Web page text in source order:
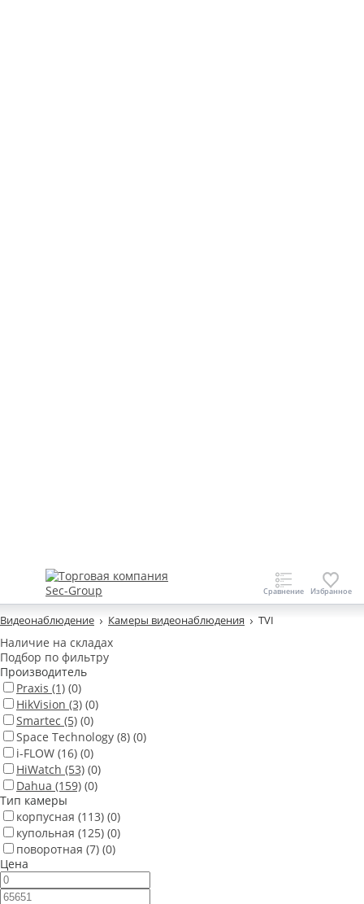
Видеонаблюдение Камеры видеонаблюдения TVI
Наличие на складах
Подбор по фильтру
Производитель
Praxis (1) (0)
HikVision (3) (0)
Smartec (5) (0)
Space Technology (8) (0)
i-FLOW (16) (0)
HiWatch (53) (0)
Dahua (159) (0)
Тип камеры
корпусная (113) (0)
купольная (125) (0)
поворотная (7) (0)
Цена